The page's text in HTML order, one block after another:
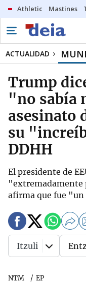
Athletic Mastines
ACTUALIDAD
Trump
"no sabía
asesinato
su
DDHH
El presidente de
"extremadamente
afirma que fue
NTM EP
Itzuli